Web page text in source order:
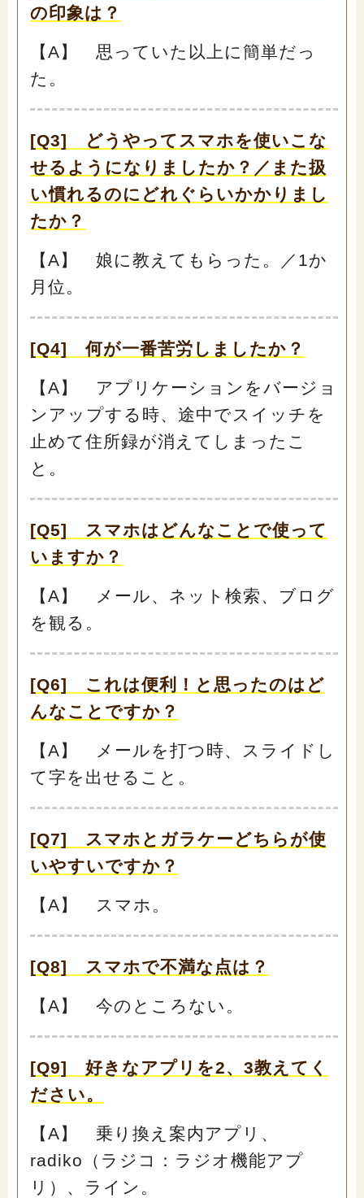
サイトマップ
閉じる
の印象は？
【A】 思っていた以上に簡単だっ
た。
[Q3] どうやってスマホを使いこな
せるようになりましたか？／また扱
い慣れるのにどれぐらいかかりまし
たか？
【A】 娘に教えてもらった。／1か
月位。
[Q4] 何が一番苦労しましたか？
【A】 アプリケーションをバージョ
ンアップする時、途中でスイッチを
止めて住所録が消えてしまったこ
と。
[Q5] スマホはどんなことで使って
いますか？
【A】 メール、ネット検索、ブログ
を観る。
[Q6] これは便利！と思ったのはど
んなことですか？
【A】 メールを打つ時、スライドし
て字を出せること。
[Q7] スマホとガラケーどちらが使
いやすいですか？
【A】 スマホ。
[Q8] スマホで不満な点は？
【A】 今のところない。
[Q9] 好きなアプリを2、3教えてく
ださい。
【A】 乗り換え案内アプリ、
radiko（ラジコ：ラジオ機能アプ
リ）、ライン。